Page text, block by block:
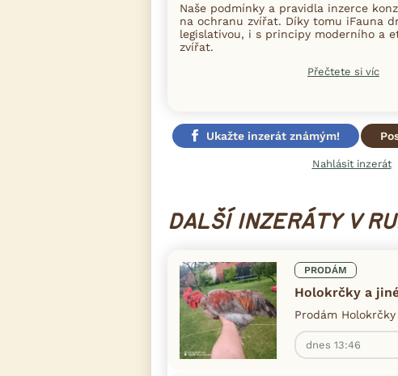
Naše podmínky a pravidla inzerce
na ochranu zvířat. Díky tomu iFauna
legislativou, i s principy moderního a
zvířat.
Přečtete si víc
Ukažte inzerát známým!
Nahlásit inzerát
DALŠÍ INZERÁTY V
PRODÁM
Holokrčky a
Prodám
dnes 13:46